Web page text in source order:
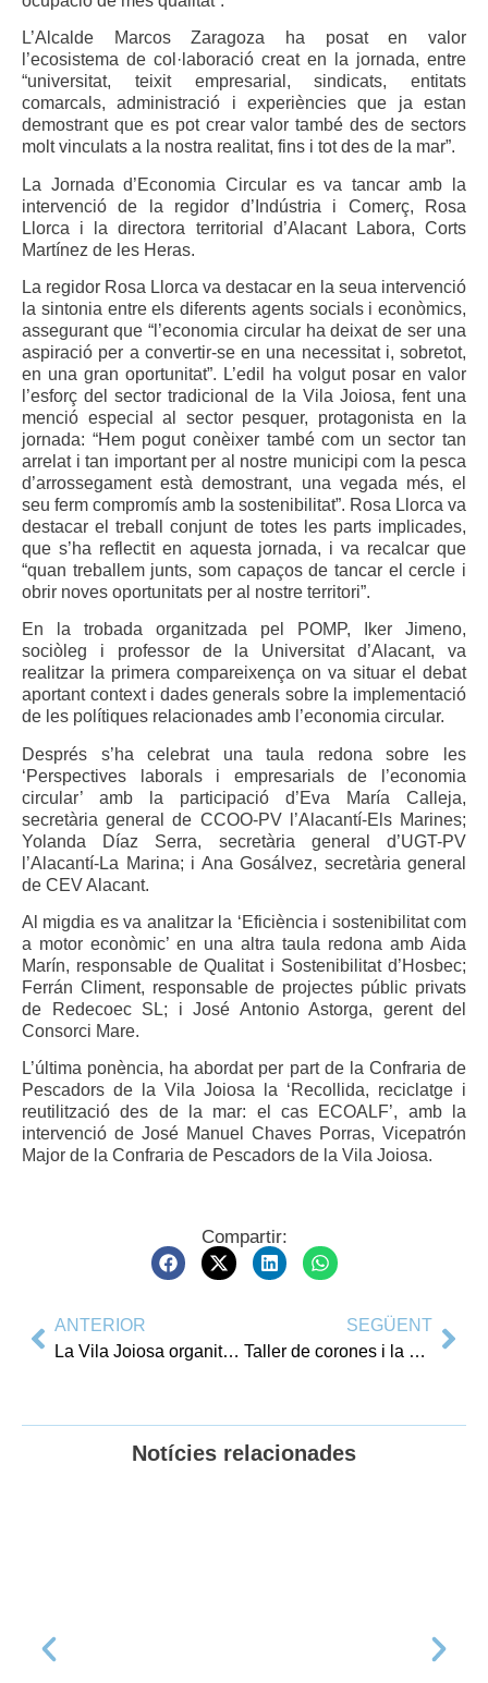
L’Alcalde Marcos Zaragoza ha posat en valor
l’ecosistema de col·laboració creat en la jornada, entre
“universitat, teixit empresarial, sindicats, entitats
comarcals, administració i experiències que ja estan
demostrant que es pot crear valor també des de sectors
molt vinculats a la nostra realitat, fins i tot des de la mar”.
La Jornada d’Economia Circular es va tancar amb la
intervenció de la regidor d’Indústria i Comerç, Rosa
Llorca i la directora territorial d’Alacant Labora, Corts
Martínez de les Heras.
La regidor Rosa Llorca va destacar en la seua intervenció
la sintonia entre els diferents agents socials i econòmics,
assegurant que “l’economia circular ha deixat de ser una
aspiració per a convertir-se en una necessitat i, sobretot,
en una gran oportunitat”. L’edil ha volgut posar en valor
l’esforç del sector tradicional de la Vila Joiosa, fent una
menció especial al sector pesquer, protagonista en la
jornada: “Hem pogut conèixer també com un sector tan
arrelat i tan important per al nostre municipi com la pesca
d’arrossegament està demostrant, una vegada més, el
seu ferm compromís amb la sostenibilitat”. Rosa Llorca va
destacar el treball conjunt de totes les parts implicades,
que s’ha reflectit en aquesta jornada, i va recalcar que
“quan treballem junts, som capaços de tancar el cercle i
obrir noves oportunitats per al nostre territori”.
En la trobada organitzada pel POMP, Iker Jimeno,
sociòleg i professor de la Universitat d’Alacant, va
realitzar la primera compareixença on va situar el debat
aportant context i dades generals sobre la implementació
de les polítiques relacionades amb l’economia circular.
Després s’ha celebrat una taula redona sobre les
‘Perspectives laborals i empresarials de l’economia
circular’ amb la participació d’Eva María Calleja,
secretària general de CCOO-PV l’Alacantí-Els Marines;
Yolanda Díaz Serra, secretària general d’UGT-PV
l’Alacantí-La Marina; i Ana Gosálvez, secretària general
de CEV Alacant.
Al migdia es va analitzar la ‘Eficiència i sostenibilitat com
a motor econòmic’ en una altra taula redona amb Aida
Marín, responsable de Qualitat i Sostenibilitat d’Hosbec;
Ferrán Climent, responsable de projectes públic privats
de Redecoec SL; i José Antonio Astorga, gerent del
Consorci Mare.
L’última ponència, ha abordat per part de la Confraria de
Pescadors de la Vila Joiosa la ‘Recollida, reciclatge i
reutilització des de la mar: el cas ECOALF’, amb la
intervenció de José Manuel Chaves Porras, Vicepatrón
Major de la Confraria de Pescadors de la Vila Joiosa.
Compartir:
ANTERIOR
La Vila Joiosa organitza un nou Campament Urbà d’Estiu per a adolescents
SEGÜENT
Taller de corones i la Ronda de Fanalets per a celebrar el tradicional Dia de la Corona a la Vila Joiosa
Notícies relacionades